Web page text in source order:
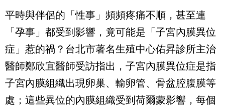
平時與伴侶的「性事」頻頻疼痛不順，甚至連
「孕事」都受到影響，竟可能是「子宮內膜異位
症」惹的禍？台北市著名生殖中心佑昇診所主治
醫師鄭欣宜醫師受訪指出，子宮內膜異位症是指
子宮內膜組織出現卵巢、輸卵管、骨盆腔腹膜等
處；這些異位的內膜組織受到荷爾蒙影響，每個